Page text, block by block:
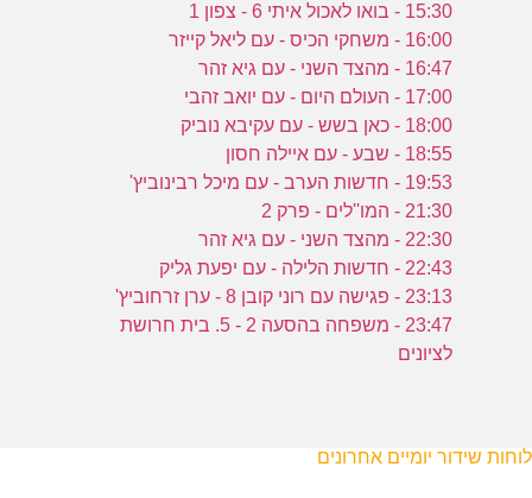
15:30 - בואו לאכול איתי 6 - צפון 1
16:00 - משחקי הכיס - עם ליאל קייזר
16:47 - מהצד השני - עם גיא זהר
17:00 - העולם היום - עם יואב זהבי
18:00 - כאן בשש - עם עקיבא נוביק
18:55 - שבע - עם איילה חסון
19:53 - חדשות הערב - עם מיכל רבינוביץ'
21:30 - המו''לים - פרק 2
22:30 - מהצד השני - עם גיא זהר
22:43 - חדשות הלילה - עם יפעת גליק
23:13 - פגישה עם רוני קובן 8 - ערן זרחוביץ'
23:47 - משפחה בהסעה 2 - 5. בית חרושת
לציונים
לוחות שידור יומיים אחרונים